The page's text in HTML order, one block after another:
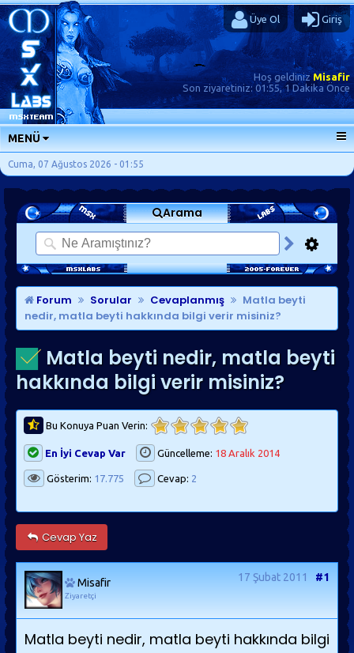
Üye Ol Giriş
Hoş geldinizMisafir
Son ziyaretiniz: 01:55, 1 Dakika Önce
MENÜ
ANA SAYFA
FORUMLAR
SORU-CEVAP
GÜNLÜKLER
SON MESAJLAR
KISAYOLLAR
Cuma, 07 Ağustos 2026 - 01:55
Arama
Forum Sorular Cevaplanmış
Matla beyti
nedir, matla beyti hakkında bilgi verir misiniz?
Matla beyti nedir, matla beyti
hakkında bilgi verir misiniz?
Bu Konuya Puan Verin:
En İyi Cevap Var Güncelleme: 18 Aralık 2014
Gösterim: 17.775 Cevap: 2
Cevap Yaz
Misafir
Ziyaretçi
17 Şubat 2011 #1
Matla beyti nedir, matla beyti hakkında bilgi